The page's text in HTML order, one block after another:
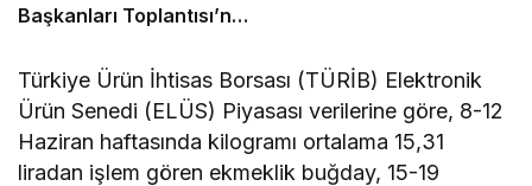
Başkanları Toplantısı’na
Türkiye Ürün İhtisas Borsası (TÜRİB) Elektronik
Ürün Senedi (ELÜS) Piyasası verilerine göre, 8-12
Haziran haftasında kilogramı ortalama 15,31
liradan işlem gören ekmeklik buğday, 15-19